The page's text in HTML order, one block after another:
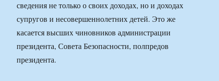
сведения не только о своих доходах, но и доходах
супругов и несовершеннолетних детей. Это же
касается высших чиновников администрации
президента, Совета Безопасности, полпредов
президента.